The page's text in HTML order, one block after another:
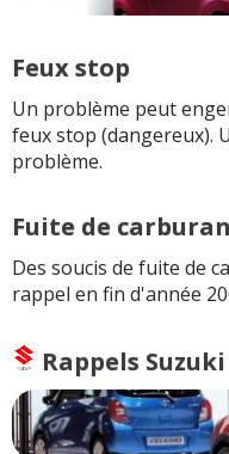
Feux stop
Un problème peut
feux stop (dangereux).
problème.
Fuite de
Des soucis de fuite de
rappel en fin d'année
Rappels